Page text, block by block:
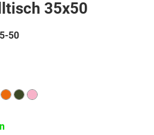
35x50
50